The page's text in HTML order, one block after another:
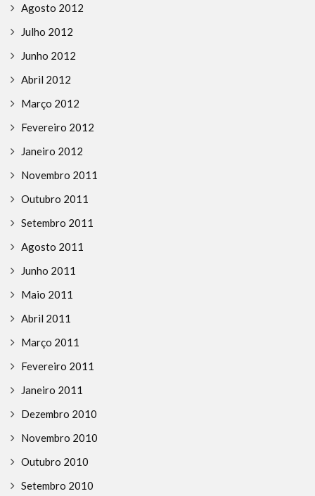
Agosto 2012
Julho 2012
Junho 2012
Abril 2012
Março 2012
Fevereiro 2012
Janeiro 2012
Novembro 2011
Outubro 2011
Setembro 2011
Agosto 2011
Junho 2011
Maio 2011
Abril 2011
Março 2011
Fevereiro 2011
Janeiro 2011
Dezembro 2010
Novembro 2010
Outubro 2010
Setembro 2010